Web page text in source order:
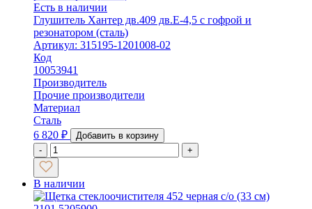
Есть в наличии
Глушитель Хантер дв.409 дв.Е-4,5 с гофрой и
резонатором (сталь)
Артикул: 315195-1201008-02
Код
10053941
Производитель
Прочие производители
Материал
Сталь
6 820 ₽
Добавить в корзину
-
+
В наличии